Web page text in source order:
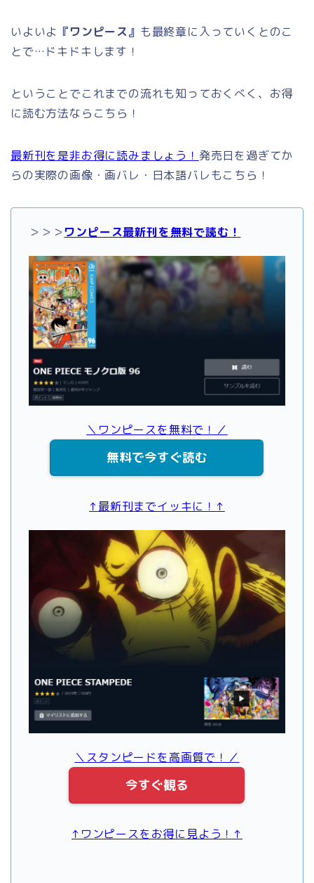
いよいよ 『ワンピース』 も最終章に入っていくとのこ
とで…ドキドキします！
ということでこれまでの流れも知っておくべく、お得
に読む方法ならこちら！
最新刊を是非お得に読みましょう！ 発売日を過ぎてか
らの実際の画像・画バレ・日本語バレもこちら！
＞＞＞ワンピース最新刊を無料で読む！
＼ワンピースを無料で！／
無料で今すぐ読む
↑最新刊までイッキに！↑
＼スタンピードを高画質で！／
今すぐ観る
↑ワンピースをお得に見よう！↑